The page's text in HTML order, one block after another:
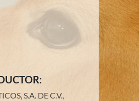
S.A. DE C.V.,